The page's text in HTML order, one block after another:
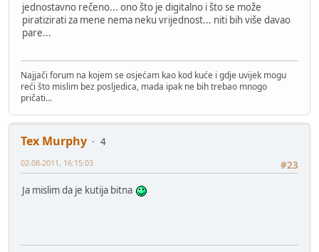
jednostavno rečeno... ono što je digitalno i što se može
piratizirati za mene nema neku vrijednost... niti bih više davao
pare...
Najjači forum na kojem se osjećam kao kod kuće i gdje uvijek mogu
reći što mislim bez posljedica, mada ipak ne bih trebao mnogo
pričati...
Tex Murphy
4
#23
02-08-2011, 16:15:03
Ja mislim da je kutija bitna